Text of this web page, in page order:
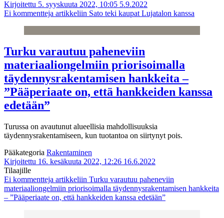
Kirjoitettu 5. syyskuuta 2022, 10:05 5.9.2022
Ei kommentteja artikkeliin Sato teki kaupat Lujatalon kanssa
Turku varautuu paheneviin
materiaaliongelmiin priorisoimalla
täydennysrakentamisen hankkeita –
”Pääperiaate on, että hankkeiden kanssa
edetään”
Turussa on avautunut alueellisia mahdollisuuksia
täydennysrakentamiseen, kun tuotantoa on siirtynyt pois.
Pääkategoria Rakentaminen
Kirjoitettu 16. kesäkuuta 2022, 12:26 16.6.2022
Tilaajille
Ei kommentteja artikkeliin Turku varautuu paheneviin
materiaaliongelmiin priorisoimalla täydennysrakentamisen hankkeita
– ”Pääperiaate on, että hankkeiden kanssa edetään”